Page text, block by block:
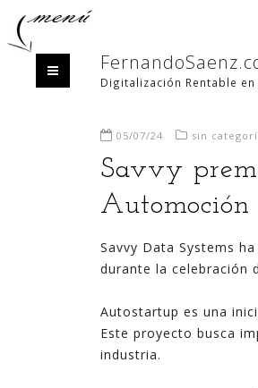
Estás en un espacio en el que
mis experiencias sobre la
Digitalización Rentable
05/07/24 sin
Savvy
Savvy Data Systems
durante la celebración
Autostartup es una
Este proyecto busca
industria.